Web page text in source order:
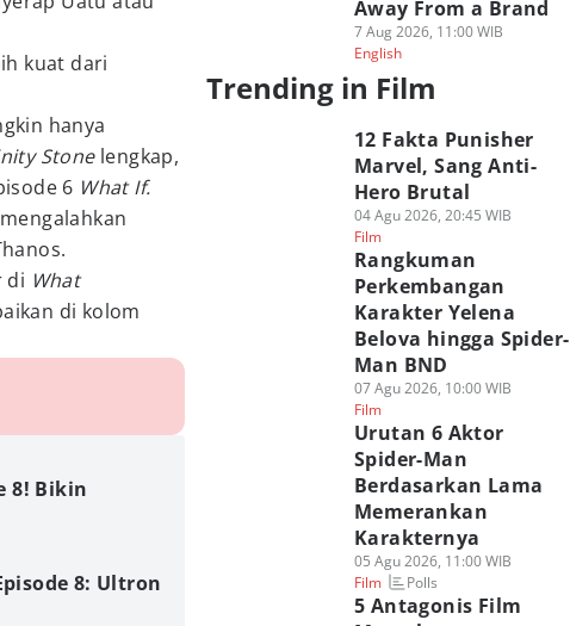
kuat dari
hanya
Stone lengkap,
6 What If.
di What
di kolom
8! Bikin
8: Ultron
Away From a Brand
7 Aug 2026, 11:00 WIB
English
Trending in Film
12 Fakta Punisher
Marvel, Sang Anti-
Hero Brutal
04 Agu 2026, 20:45 WIB
Film
Rangkuman
Perkembangan
Karakter Yelena
Belova hingga Spider-
Man BND
07 Agu 2026, 10:00 WIB
Film
Urutan 6 Aktor
Spider-Man
Berdasarkan Lama
Memerankan
Karakternya
05 Agu 2026, 11:00 WIB
Film
Polls
5 Antagonis Film